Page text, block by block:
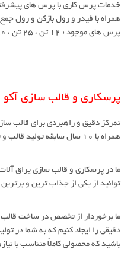
خدمات پرس کاری با پرس های
همراه با فیدر و رول بازکن و رول
پرس های موجود : 12 تن ، 25 تن ، 80 تن ، 125 تن ، 160 تن
پرسکاری و قالب سازی آکو
تمرکز دقیق و راهبردی برای قالب
همراه با 10 سال سابقه تولید قالب و تجربه قوی در طراحی و ساخت قالب ها.
ما در پرسکاری و قالب سازی یراق
توانید از یکی از جذاب ترین و
دقیقی را ایجاد کنیم که به شما در
باشید که محصولی کاملاً متناسب با